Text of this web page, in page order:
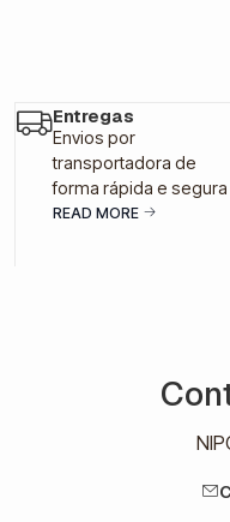
Entregas
Envios por
transportadora de
forma rápida e segura
READ MORE